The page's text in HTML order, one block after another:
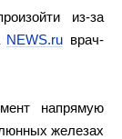
из-за
NEWS.ru врач-
напрямую
железах